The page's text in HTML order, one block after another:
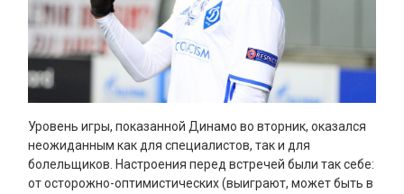
Уровень игры, показанной Динамо во вторник, оказался
неожиданным как для специалистов, так и для
болельщиков. Настроения перед встречей были так себе:
от осторожно-оптимистических (выиграют, может быть в